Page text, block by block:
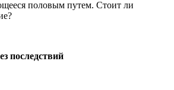
половым путем. Стоит ли
последствий